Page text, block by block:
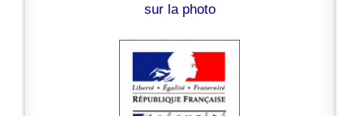
sur la photo